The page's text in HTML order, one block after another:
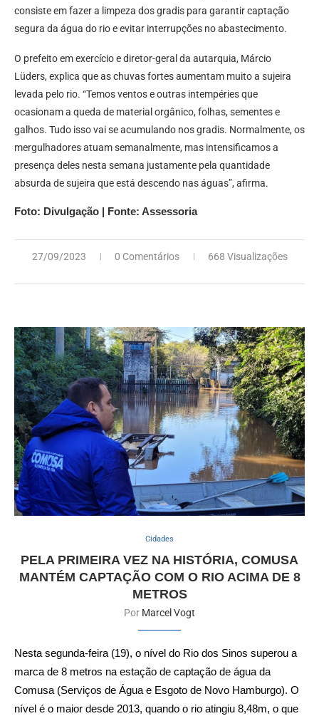
consiste em fazer a limpeza dos gradis para garantir captação
segura da água do rio e evitar interrupções no abastecimento.
O prefeito em exercício e diretor-geral da autarquia, Márcio
Lüders, explica que as chuvas fortes aumentam muito a sujeira
levada pelo rio. “Temos ventos e outras intempéries que
ocasionam a queda de material orgânico, folhas, sementes e
galhos. Tudo isso vai se acumulando nos gradis. Normalmente, os
mergulhadores atuam semanalmente, mas intensificamos a
presença deles nesta semana justamente pela quantidade
absurda de sujeira que está descendo nas águas”, afirma.
Foto: Divulgação | Fonte: Assessoria
27/09/2023 0 Comentários 668 Visualizações
Cidades
PELA PRIMEIRA VEZ NA HISTÓRIA, COMUSA
MANTÉM CAPTAÇÃO COM O RIO ACIMA DE 8
METROS
Por Marcel Vogt
Nesta segunda-feira (19), o nível do Rio dos Sinos superou a
marca de 8 metros na estação de captação de água da
Comusa (Serviços de Água e Esgoto de Novo Hamburgo). O
nível é o maior desde 2013, quando o rio atingiu 8,48m, o que